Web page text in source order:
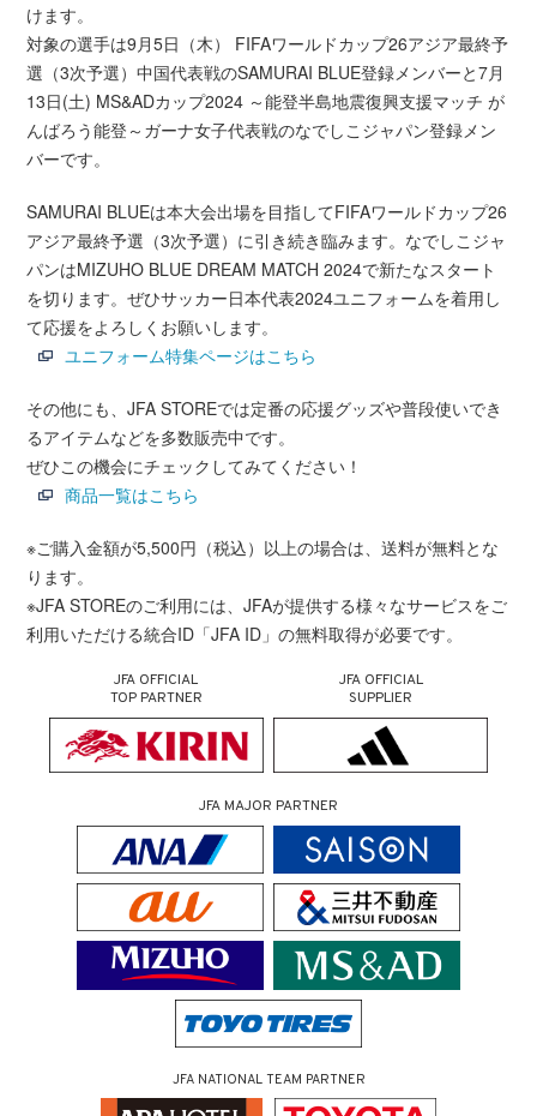
けます。
対象の選手は9月5日（木） FIFAワールドカップ26アジア最終予
選（3次予選）中国代表戦のSAMURAI BLUE登録メンバーと7月
13日(土) MS&ADカップ2024 ～能登半島地震復興支援マッチ が
んばろう能登～ガーナ女子代表戦のなでしこジャパン登録メン
バーです。
SAMURAI BLUEは本大会出場を目指してFIFAワールドカップ26
アジア最終予選（3次予選）に引き続き臨みます。なでしこジャ
パンはMIZUHO BLUE DREAM MATCH 2024で新たなスタート
を切ります。ぜひサッカー日本代表2024ユニフォームを着用し
て応援をよろしくお願いします。
ユニフォーム特集ページはこちら
その他にも、JFA STOREでは定番の応援グッズや普段使いでき
るアイテムなどを多数販売中です。
ぜひこの機会にチェックしてみてください！
商品一覧はこちら
※ご購入金額が5,500円（税込）以上の場合は、送料が無料とな
ります。
※JFA STOREのご利用には、JFAが提供する様々なサービスをご
利用いただける統合ID「JFA ID」の無料取得が必要です。
JFA OFFICIAL
TOP PARTNER
JFA OFFICIAL
SUPPLIER
JFA MAJOR PARTNER
JFA NATIONAL TEAM PARTNER